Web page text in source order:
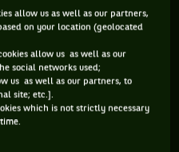
compenser le vide
gras et lampées
de tennis
chaque
l’été austral de
chelem qui sera,
de gants en
allow us as well as our partners,
on your location (geolocated
allow us as well as our
social networks used;
us as well as our partners, to
site; etc.].
which is not strictly necessary